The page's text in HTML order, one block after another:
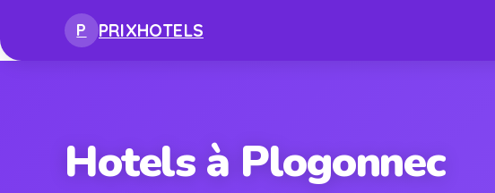
P PRIXHOTELS
Hotels à Plogonnec